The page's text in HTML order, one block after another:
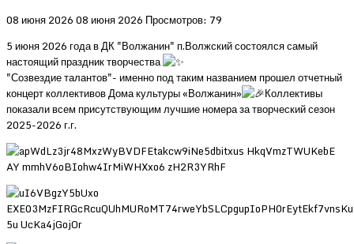
08 июня 202608 июня 2026 Просмотров: 79
5 июня 2026 года в ДК "Волжанин" п.Волжский состоялся самый
настоящий праздник творчества
"Созвездие талантов"- именно под таким названием прошел отчетный
концерт коллективов Дома культуры «Волжанин»
Коллективы
показали всем присутствующим лучшие номера за творческий сезон
2025-2026 г.г.